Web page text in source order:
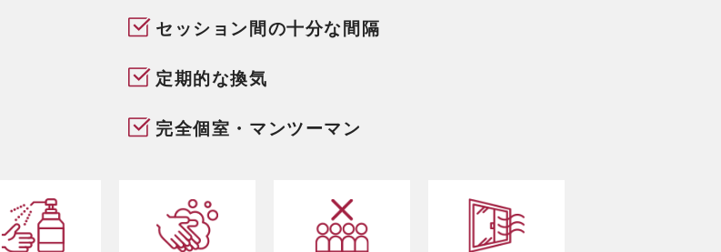
セッション間の十分な間隔
定期的な換気
完全個室・マンツーマン